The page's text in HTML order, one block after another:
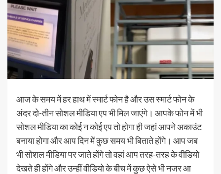
आज के समय में हर हाथ में स्मार्ट फोन है और उस स्मार्ट फोन के
अंदर दो-तीन सोशल मीडिया एप भी मिल जाएंगे। आपके फोन में भी
सोशल मीडिया का कोई न कोई एप तो होगा ही जहां आपने अकाउंट
बनाया होगा और आप दिन में कुछ समय भी बिताते होंगे। आप जब
भी सोशल मीडिया पर जाते होंगे तो वहां आप तरह-तरह के वीडियो
देखते ही होंगे और उन्हीं वीडियो के बीच में कुछ ऐसे भी नजर आ